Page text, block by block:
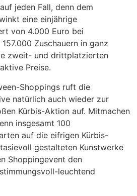
jeden Fall, denn dem
eine einjährige
von 4.000 Euro bei
Zuschauern in ganz
zweit- und drittplatzierten
Preise.
Shoppings ruft die
natürlich auch wieder zur
Kürbis-Aktion auf. Mitmachen
insgesamt 100
auf die eifrigen Kürbis-
gestalteten Kunstwerke
Shoppingevent den
leuchtend